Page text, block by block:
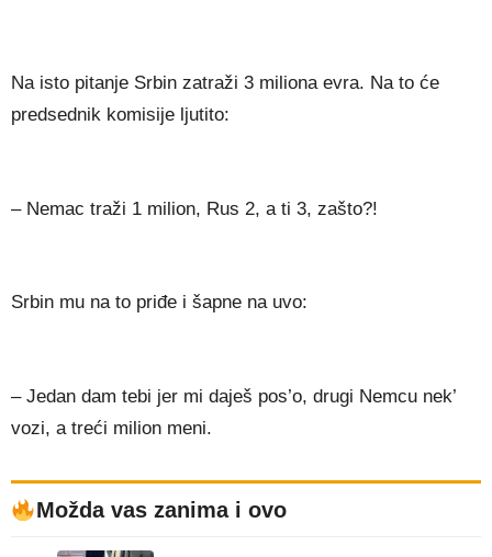
Na isto pitanje Srbin zatraži 3 miliona evra. Na to će
predsednik komisije ljutito:
– Nemac traži 1 milion, Rus 2, a ti 3, zašto?!
Srbin mu na to priđe i šapne na uvo:
– Jedan dam tebi jer mi daješ pos’o, drugi Nemcu nek’
vozi, a treći milion meni.
Možda vas zanima i ovo